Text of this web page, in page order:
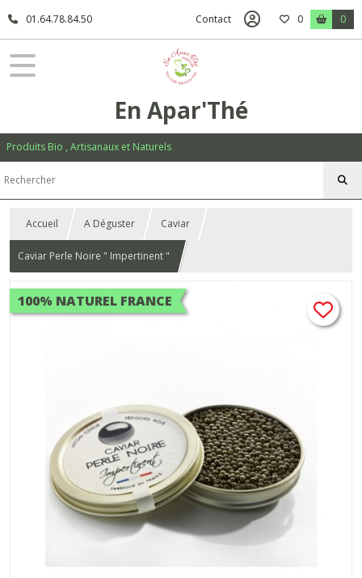
01.64.78.84.50 Contact 0 0
En Apar'Thé
Produits Bio , Artisanaux et Naturels
Accueil A Déguster Caviar
Caviar Perle Noire " Impertinent "
100% NATUREL FRANCE